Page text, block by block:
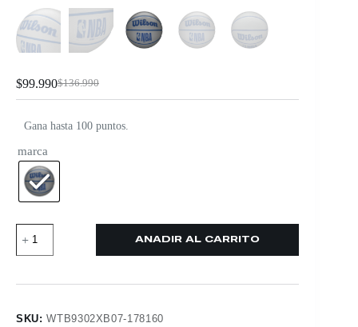
$136.990
$99.990
Gana hasta 100 puntos.
marca
AÑADIR AL CARRITO
SKU:WTB9302XB07-178160